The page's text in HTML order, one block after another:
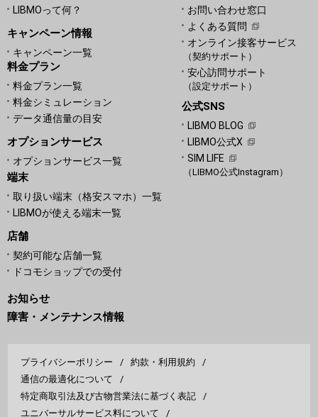
LIBMOって何？
キャンペーン情報
キャンペーン一覧
料金プラン
料金プラン一覧
料金シミュレーション
データ通信量の目安
オプションサービス
オプションサービス一覧
端末
取り扱い端末（格安スマホ）一覧
LIBMOが使える端末一覧
店舗
契約可能な店舗一覧
ドコモショップでの受付
お問い合わせ窓口
よくある質問
オンライン接客サービス
（契約サポート）
安心訪問サポート
（設定サポート）
公式SNS
LIBMO BLOG
LIBMO公式X
SIM LIFE
（LIBMO公式Instagram）
お知らせ
障害・メンテナンス情報
プライバシーポリシー
約款・利用規約
通信の最適化について
特定商取引法及び古物営業法に基づく表記
ユニバーサルサービス料について